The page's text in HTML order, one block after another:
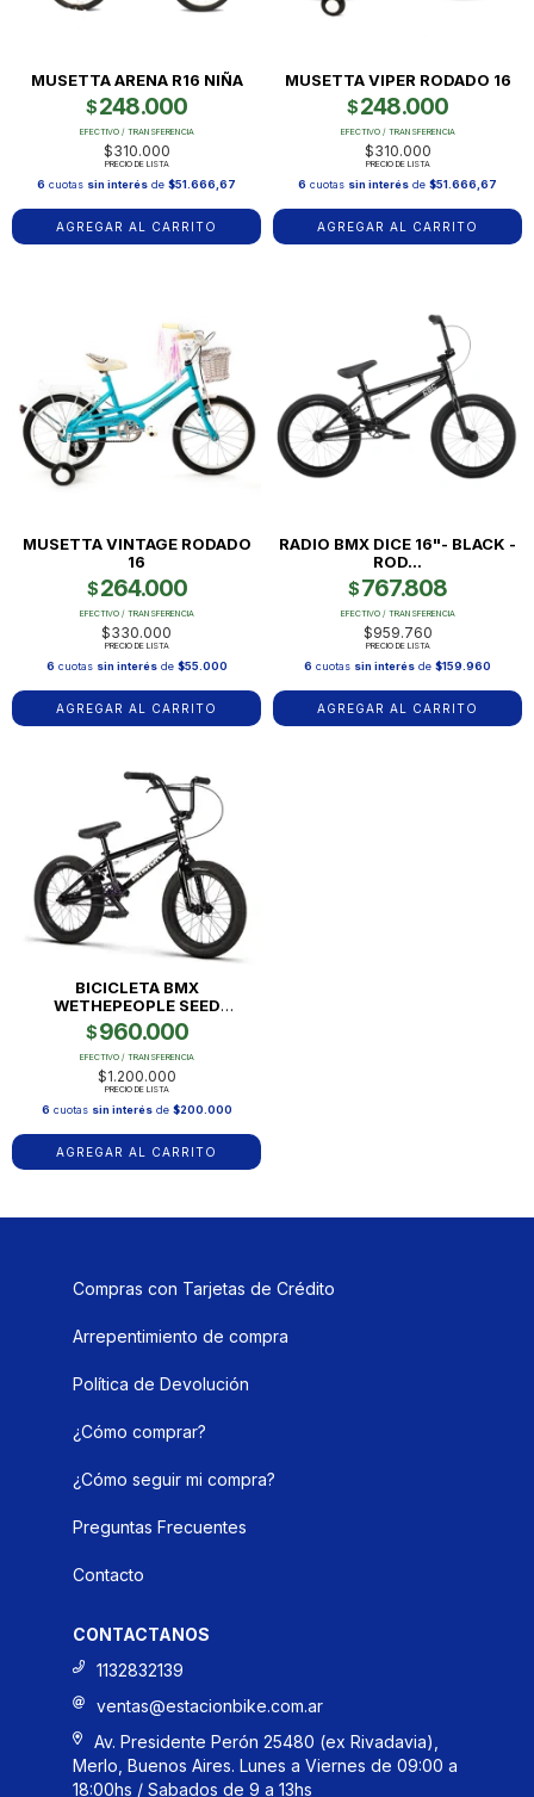
MUSETTA ARENA R16 NIÑA
$248.000
EFECTIVO / TRANSFERENCIA
$310.000
PRECIO DE LISTA
6 cuotas sin interés de $51.666,67
AGREGAR AL CARRITO
MUSETTA VIPER RODADO 16
$248.000
EFECTIVO / TRANSFERENCIA
$310.000
PRECIO DE LISTA
6 cuotas sin interés de $51.666,67
AGREGAR AL CARRITO
MUSETTA VINTAGE RODADO
16
$264.000
EFECTIVO / TRANSFERENCIA
$330.000
PRECIO DE LISTA
6 cuotas sin interésde $55.000
RADIO BMX DICE 16"- BLACK -
ROD...
$767.808
EFECTIVO / TRANSFERENCIA
$959.760
PRECIO DE LISTA
6 cuotas sin interés de $159.960
BICICLETA BMX
WETHEPEOPLE SEED
RODAD...
$960.000
EFECTIVO / TRANSFERENCIA
$1.200.000
PRECIO DE LISTA
6 cuotas sin interésde $200.000
Compras con Tarjetas de Crédito
Arrepentimiento de compra
Política de Devolución
¿Cómo comprar?
¿Cómo seguir mi compra?
Preguntas Frecuentes
Contacto
CONTACTANOS
1132832139
ventas@estacionbike.com.ar
Av. Presidente Perón 25480 (ex Rivadavia),
Merlo, Buenos Aires. Lunes a Viernes de 09:00 a
18:00hs / Sabados de 9 a 13hs